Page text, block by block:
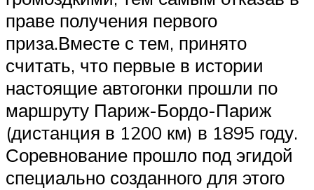
праве получения первого
приза.Вместе с тем, принято
считать, что первые в истории
настоящие автогонки прошли по
маршруту Париж-Бордо-Париж
(дистанция в 1200 км) в 1895 году.
Соревнование прошло под эгидой
специально созданного для этого